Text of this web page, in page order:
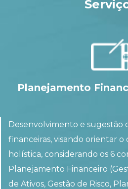
Planejamento
Desenvolvimento e sugestão
financeiras, visando orientar
holística, considerando os 6
Planejamento Financeiro
de Ativos, Gestão de Risco,